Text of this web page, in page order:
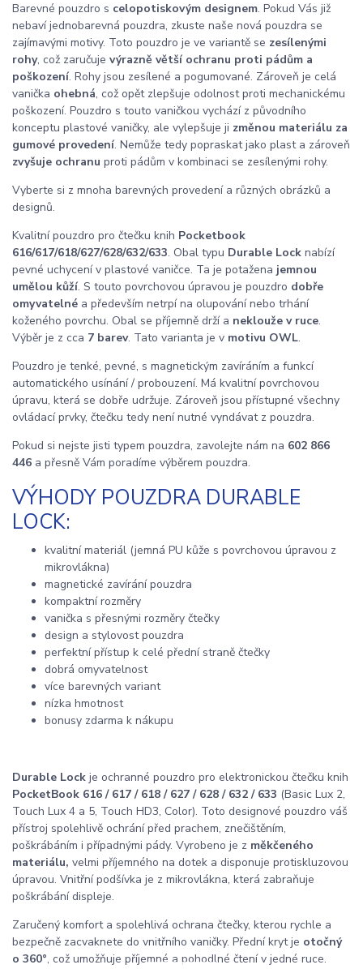
Barevné pouzdro s celopotiskovým designem. Pokud Vás již
nebaví jednobarevná pouzdra, zkuste naše nová pouzdra se
zajímavými motivy. Toto pouzdro je ve variantě se zesílenými
rohy, což zaručuje výrazně větší ochranu proti pádům a
poškození. Rohy jsou zesílené a pogumované. Zároveň je celá
vanička ohebná, což opět zlepšuje odolnost proti mechanickému
poškození. Pouzdro s touto vaničkou vychází z původního
konceptu plastové vaničky, ale vylepšuje ji změnou materiálu za
gumové provedení. Nemůže tedy popraskat jako plast a zároveň
zvyšuje ochranu proti pádům v kombinaci se zesílenými rohy.
Vyberte si z mnoha barevných provedení a různých obrázků a
designů.
Kvalitní pouzdro pro čtečku knih Pocketbook
616/617/618/627/628/632/633. Obal typu Durable Lock nabízí
pevné uchycení v plastové vaničce. Ta je potažena jemnou
umělou kůží. S touto povrchovou úpravou je pouzdro dobře
omyvatelné a především netrpí na olupování nebo trhání
koženého povrchu. Obal se příjemně drží a neklouže v ruce.
Výběr je z cca 7 barev. Tato varianta je v motivu OWL.
Pouzdro je tenké, pevné, s magnetickým zavíráním a funkcí
automatického usínání / probouzení. Má kvalitní povrchovou
úpravu, která se dobře udržuje. Zároveň jsou přístupné všechny
ovládací prvky, čtečku tedy není nutné vyndávat z pouzdra.
Pokud si nejste jisti typem pouzdra, zavolejte nám na 602 866
446 a přesně Vám poradíme výběrem pouzdra.
VÝHODY POUZDRA DURABLE
LOCK:
kvalitní materiál (jemná PU kůže s povrchovou úpravou z
mikrovlákna)
magnetické zavírání pouzdra
kompaktní rozměry
vanička s přesnými rozměry čtečky
design a stylovost pouzdra
perfektní přístup k celé přední straně čtečky
dobrá omyvatelnost
více barevných variant
nízka hmotnost
bonusy zdarma k nákupu
Durable Lock je ochranné pouzdro pro elektronickou čtečku knih
PocketBook 616 / 617 / 618 / 627 / 628 / 632 / 633 (Basic Lux 2,
Touch Lux 4 a 5, Touch HD3, Color). Toto designové pouzdro váš
přístroj spolehlivě ochrání před prachem, znečištěním,
poškrábáním i případnými pády. Vyrobeno je z měkčeného
materiálu, velmi příjemného na dotek a disponuje protiskluzovou
úpravou. Vnitřní podšívka je z mikrovlákna, která zabraňuje
poškrábání displeje.
Zaručený komfort a spolehlivá ochrana čtečky, kterou rychle a
bezpečně zacvaknete do vnitřního vaničky. Přední kryt je otočný
o 360°, což umožňuje příjemné a pohodlné čtení v jedné ruce.